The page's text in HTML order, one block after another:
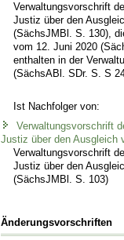
Verwaltungsvorschrift
Justiz über den
(SächsJMBl. S. 130),
vom 12. Juni 2020
enthalten in der
(SächsABl. SDr. S. S
Ist Nachfolger von:
Verwaltungsvorschrift
Justiz über den Ausgleich
Verwaltungsvorschrift
Justiz über den
(SächsJMBl. S. 103)
Änderungsvorschriften